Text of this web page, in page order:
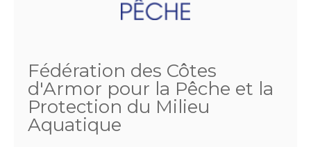
Fédération des Côtes
d'Armor pour la Pêche et la
Protection du Milieu
Aquatique